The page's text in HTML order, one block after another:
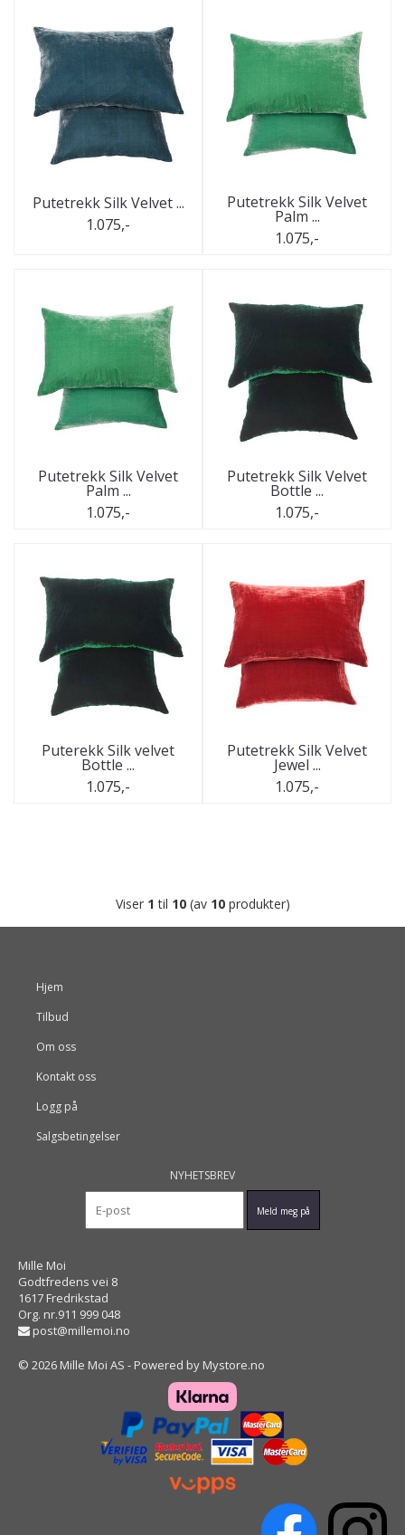
Putetrekk Silk Velvet ...
1.075,-
Putetrekk Silk Velvet
Palm ...
1.075,-
Putetrekk Silk Velvet
Palm ...
1.075,-
Putetrekk Silk Velvet
Bottle ...
1.075,-
Puterekk Silk velvet
Bottle ...
1.075,-
Putetrekk Silk Velvet
Jewel ...
1.075,-
Viser 1 til 10(av 10produkter)
Hjem
Tilbud
Om oss
Kontakt oss
Logg på
Salgsbetingelser
NYHETSBREV
Mille Moi
Godtfredens vei 8
1617 Fredrikstad
Org. nr.911 999 048
post@millemoi.no
© 2026 Mille Moi AS - Powered by Mystore.no